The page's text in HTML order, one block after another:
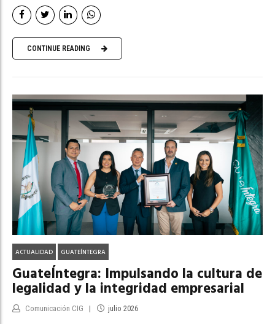
CONTINUE READING
ACTUALIDAD GUATEÍNTEGRA
GuateÍntegra: Impulsando la cultura de
legalidad y la integridad empresarial
Comunicación CIG julio 2026